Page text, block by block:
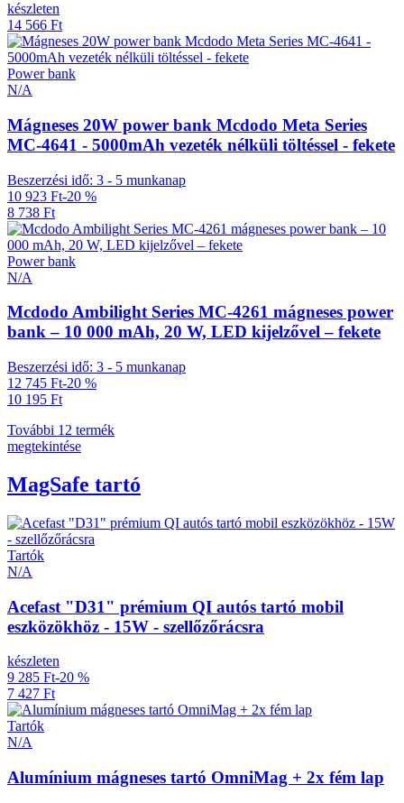
készleten
14 566 Ft
Power bank
N/A
Mágneses 20W power bank Mcdodo Meta Series
MC-4641 - 5000mAh vezeték nélküli töltéssel - fekete
Beszerzési idő: 3 - 5 munkanap
10 923 Ft-20 %
8 738 Ft
Power bank
N/A
Mcdodo Ambilight Series MC-4261 mágneses power
bank – 10 000 mAh, 20 W, LED kijelzővel – fekete
Beszerzési idő: 3 - 5 munkanap
12 745 Ft-20 %
10 195 Ft
További 12 termék
megtekintése
MagSafe tartó
Tartók
N/A
Acefast "D31" prémium QI autós tartó mobil
eszközökhöz - 15W - szellőzőrácsra
készleten
9 285 Ft-20 %
7 427 Ft
Tartók
N/A
Alumínium mágneses tartó OmniMag + 2x fém lap